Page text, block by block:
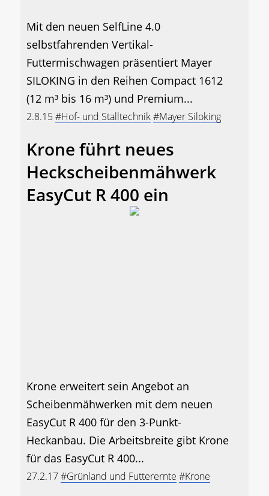
Mit den neuen SelfLine 4.0
selbstfahrenden Vertikal-
Futtermischwagen präsentiert Mayer
SILOKING in den Reihen Compact 1612
(12 m³ bis 16 m³) und Premium...
2.8.15#Hof- und Stalltechnik#Mayer Siloking
Krone führt neues
Heckscheibenmähwerk
EasyCut R 400 ein
Krone erweitert sein Angebot an
Scheibenmähwerken mit dem neuen
EasyCut R 400 für den 3-Punkt-
Heckanbau. Die Arbeitsbreite gibt Krone
für das EasyCut R 400...
27.2.17#Grünland und Futterernte #Krone